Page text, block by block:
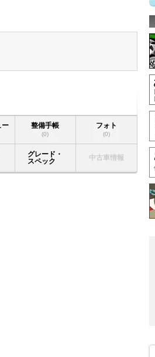
ー 整備手帳
(0)
フォト
(0)
グレード・
スペック
中古車情報